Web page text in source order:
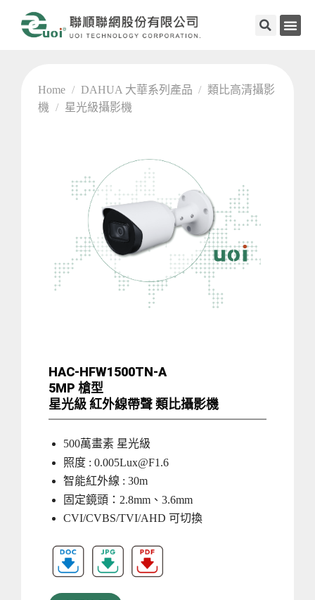
Home / DAHUA 大華系列產品 / 類比高清攝影
機 / 星光級攝影機
HAC-HFW1500TN-A
5MP 槍型
星光級 紅外線帶聲 類比攝影機
500萬畫素 星光級
照度 : 0.005Lux@F1.6
智能紅外線 : 30m
固定鏡頭：2.8mm、3.6mm
CVI/CVBS/TVI/AHD 可切換